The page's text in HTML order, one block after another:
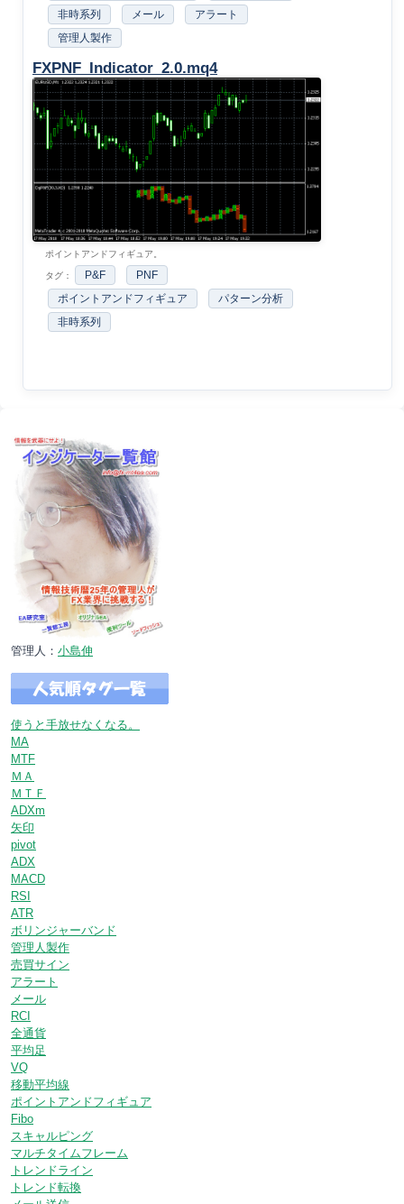
非時系列
メール
アラート
管理人製作
FXPNF_Indicator_2.0.mq4
ポイントアンドフィギュア。
タグ： P&F
PNF
ポイントアンドフィギュア
パターン分析
非時系列
管理人： 小島伸
使うと手放せなくなる。
MA
MTF
ＭＡ
ＭＴＦ
ADXm
矢印
pivot
ADX
MACD
RSI
ATR
ボリンジャーバンド
管理人製作
売買サイン
アラート
メール
RCI
全通貨
平均足
VQ
移動平均線
ポイントアンドフィギュア
Fibo
スキャルピング
マルチタイムフレーム
トレンドライン
トレンド転換